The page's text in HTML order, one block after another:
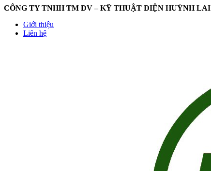
CÔNG TY TNHH TM DV – KỸ THUẬT ĐIỆN HUỲNH LAI
Giới thiệu
Liên hệ